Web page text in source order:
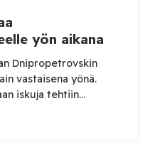
yön aikana
Dnipropetrovskin
vastaisena yönä.
iskuja tehtiin
eri alueelle.